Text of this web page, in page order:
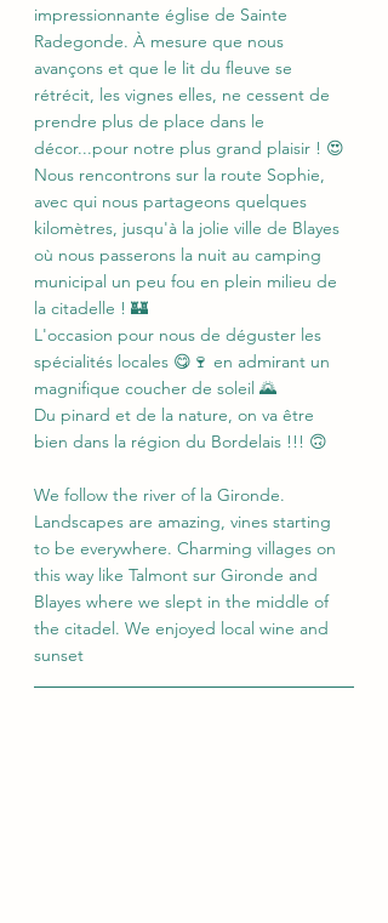
impressionnante église de Sainte
Radegonde. À mesure que nous
avançons et que le lit du fleuve se
rétrécit, les vignes elles, ne cessent de
prendre plus de place dans le
décor...pour notre plus grand plaisir ! 😍
Nous rencontrons sur la route Sophie,
avec qui nous partageons quelques
kilomètres, jusqu'à la jolie ville de Blayes
où nous passerons la nuit au camping
municipal un peu fou en plein milieu de
la citadelle ! 🏰
L'occasion pour nous de déguster les
spécialités locales 😋🍷 en admirant un
magnifique coucher de soleil 🌄
Du pinard et de la nature, on va être
bien dans la région du Bordelais !!! 🙃
We follow the river of la Gironde.
Landscapes are amazing, vines starting
to be everywhere. Charming villages on
this way like Talmont sur Gironde and
Blayes where we slept in the middle of
the citadel. We enjoyed local wine and
sunset